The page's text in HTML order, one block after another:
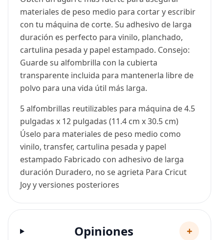
materiales de peso medio para cortar y escribir
con tu máquina de corte. Su adhesivo de larga
duración es perfecto para vinilo, planchado,
cartulina pesada y papel estampado. Consejo:
Guarde su alfombrilla con la cubierta
transparente incluida para mantenerla libre de
polvo para una vida útil más larga.
5 alfombrillas reutilizables para máquina de 4.5
pulgadas x 12 pulgadas (11.4 cm x 30.5 cm)
Úselo para materiales de peso medio como
vinilo, transfer, cartulina pesada y papel
estampado Fabricado con adhesivo de larga
duración Duradero, no se agrieta Para Cricut
Joy y versiones posteriores
Opiniones +